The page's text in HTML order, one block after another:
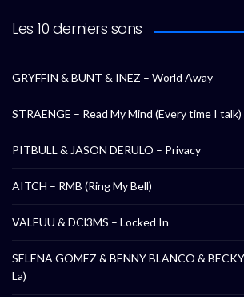
Les 10 derniers sons
GRYFFIN & BUNT & INEZ – World Away
STRAENGE – Read My Mind (Every time I talk)
PITBULL & JASON DERULO – Privacy
AITCH – RMB (Ring My Bell)
VALEUU & DCl3MS – Locked In
SELENA GOMEZ & BENNY BLANCO &
La)